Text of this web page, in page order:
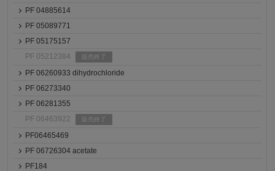
PF 04885614
PF 05089771
PF 05175157
PF 05212384
販売終了
PF 06260933 dihydrochloride
PF 06273340
PF 06281355
PF 06463922
販売終了
PF06465469
PF 06726304 acetate
PF184